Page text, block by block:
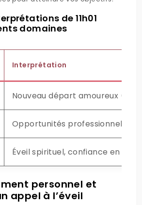
de 11h01
domaines
Interprétation
Nouveau départ amoureux
Opportunités professionnelles,
Éveil spirituel, confiance en soi,
personnel et
appel à l’éveil